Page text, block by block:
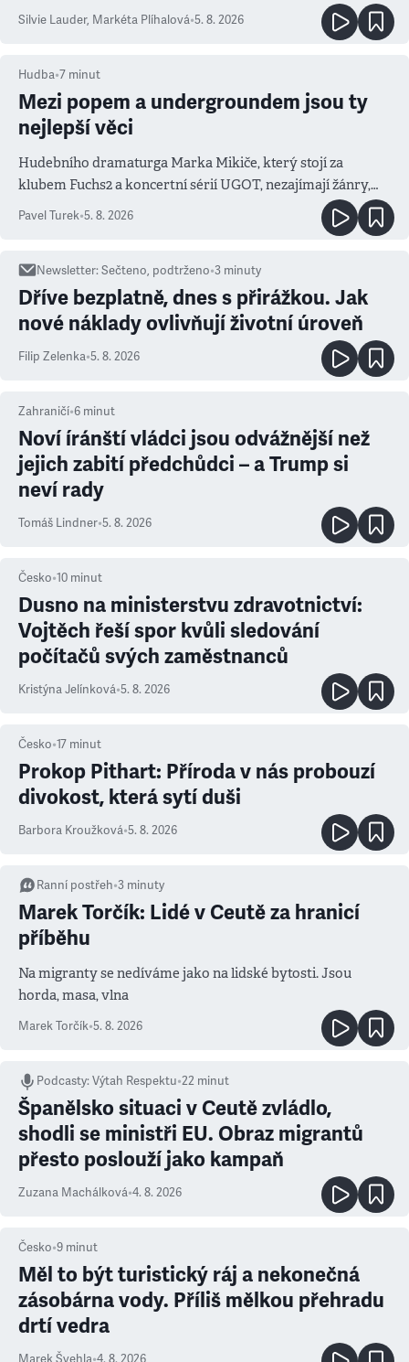
Silvie Lauder, Markéta Plíhalová•5. 8. 2026
Hudba•7 minut
Mezi popem a undergroundem jsou ty
nejlepší věci
Hudebního dramaturga Marka Mikiče, který stojí za
klubem Fuchs2 a koncertní sérií UGOT, nezajímají žánry,
ale atmosféra
Pavel Turek•5. 8. 2026
Newsletter:Sečteno, podtrženo•3 minuty
Dříve bezplatně, dnes s přirážkou. Jak
nové náklady ovlivňují životní úroveň
Filip Zelenka•5. 8. 2026
Zahraničí•6 minut
Noví íránští vládci jsou odvážnější než
jejich zabití předchůdci – a Trump si
neví rady
Tomáš Lindner•5. 8. 2026
Česko•10 minut
Dusno na ministerstvu zdravotnictví:
Vojtěch řeší spor kvůli sledování
počítačů svých zaměstnanců
Kristýna Jelínková•5. 8. 2026
Česko•17 minut
Prokop Pithart: Příroda v nás probouzí
divokost, která sytí duši
Barbora Kroužková•5. 8. 2026
Ranní postřeh•3 minuty
Marek Torčík: Lidé v Ceutě za hranicí
příběhu
Na migranty se nedíváme jako na lidské bytosti. Jsou
horda, masa, vlna
Marek Torčík•5. 8. 2026
Podcasty:Výtah Respektu•22 minut
Španělsko situaci v Ceutě zvládlo,
shodli se ministři EU. Obraz migrantů
přesto poslouží jako kampaň
Zuzana Machálková•4. 8. 2026
Česko•9 minut
Měl to být turistický ráj a nekonečná
zásobárna vody. Příliš mělkou přehradu
drtí vedra